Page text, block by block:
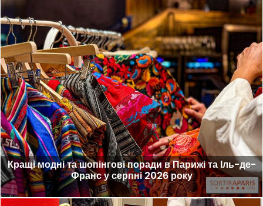
Кращі модні та шопінгові поради в Парижі та Іль-де-
Франс у серпні 2026 року